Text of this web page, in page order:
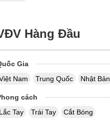
Hàng Đầu
Gia
Nam
Trung Quốc Nhật Bản
cách
Lắc Tay
Trái Tay Cắt Bóng